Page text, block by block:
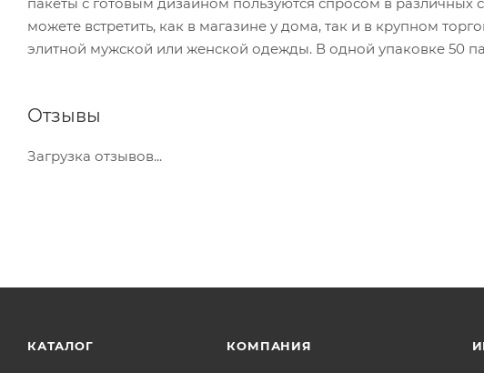
можете встретить, как в магазине у дома, так и в крупном
элитной мужской или женской одежды. В одной упаковке 50
Отзывы
Загрузка отзывов...
КАТАЛОГ КОМПАНИЯ